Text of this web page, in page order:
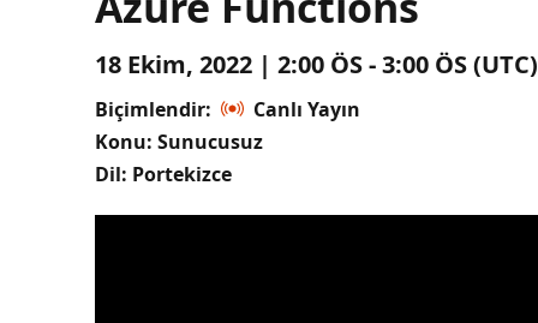
18 Ekim, 2022 | 2:00 ÖS - 3:00 ÖS
Biçimlendir:
Canlı Yayın
Konu: Sunucusuz
Dil: Portekizce